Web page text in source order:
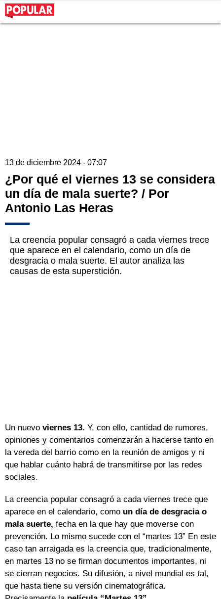
13 de diciembre 2024 - 07:07
¿Por qué el viernes 13 se considera
un día de mala suerte? / Por
Antonio Las Heras
La creencia popular consagró a cada viernes trece
que aparece en el calendario, como un día de
desgracia o mala suerte. El autor analiza las
causas de esta superstición.
Un nuevo viernes 13. Y, con ello, cantidad de rumores,
opiniones y comentarios comenzarán a hacerse tanto en
la vereda del barrio como en la reunión de amigos y ni
que hablar cuánto habrá de transmitirse por las redes
sociales.
La creencia popular consagró a cada viernes trece que
aparece en el calendario, como un día de desgracia o
mala suerte, fecha en la que hay que moverse con
prevención. Lo mismo sucede con el “martes 13” En este
caso tan arraigada es la creencia que, tradicionalmente,
en martes 13 no se firman documentos importantes, ni
se cierran negocios. Su difusión, a nivel mundial es tal,
que hasta tiene su versión cinematográfica.